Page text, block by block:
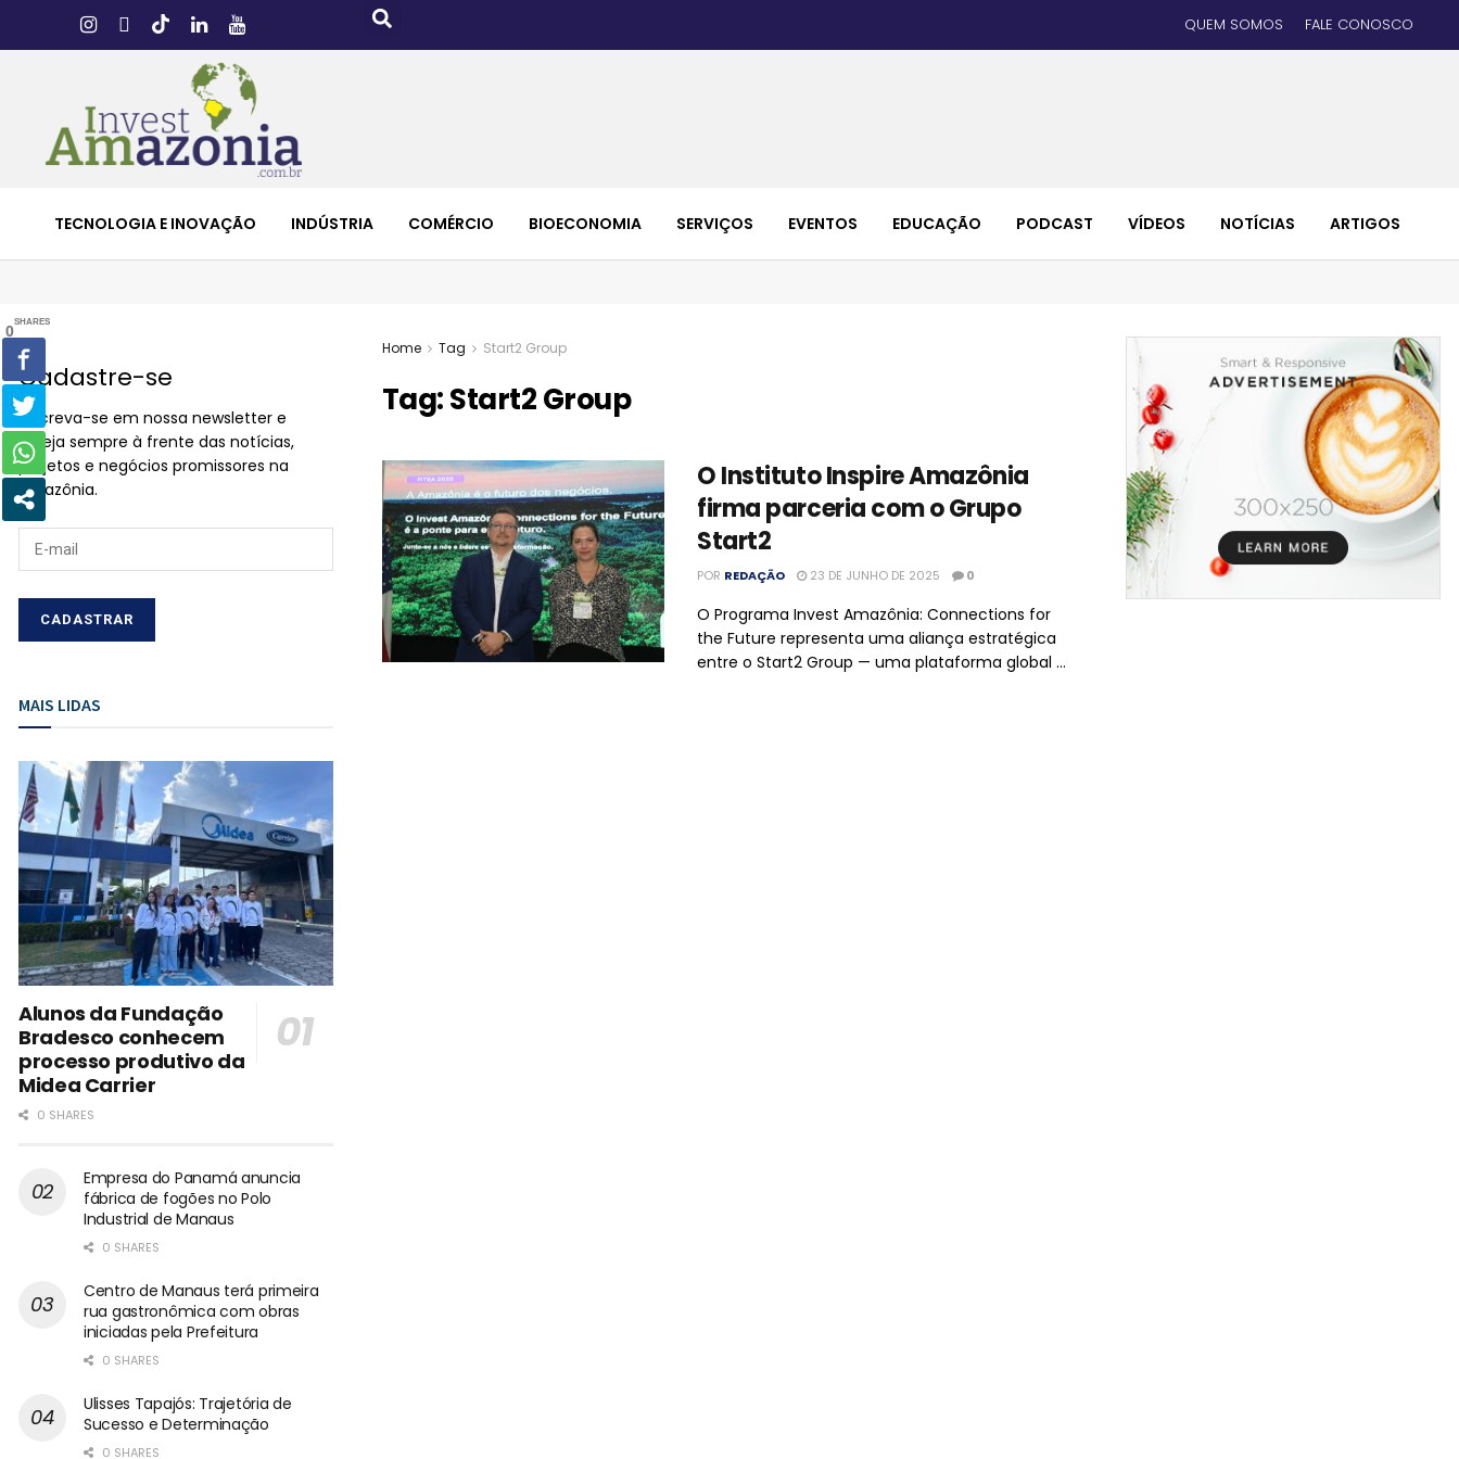
QUEM SOMOS FALE CONOSCO
TECNOLOGIA E INOVAÇÃO INDÚSTRIA COMÉRCIO BIOECONOMIA SERVIÇOS EVENTOS EDUCAÇÃO PODCAST VÍDEOS NOTÍCIAS ARTIGOS
Home Tag Start2 Group
Tag:Start2 Group
O Instituto Inspire Amazônia
firma parceria com o Grupo
Start2
POR REDAÇÃO 23 DE JUNHO DE 2025 0
O Programa Invest Amazônia: Connections for
the Future representa uma aliança estratégica
entre o Start2 Group — uma plataforma global ...
Cadastre-se
Inscreva-se em nossa newsletter e
esteja sempre à frente das notícias,
projetos e negócios promissores na
Amazônia.
MAIS LIDAS
Alunos da Fundação
Bradesco conhecem
processo produtivo da
Midea Carrier
0 SHARES
Empresa do Panamá anuncia
fábrica de fogões no Polo
Industrial de Manaus
0 SHARES
Centro de Manaus terá primeira
rua gastronômica com obras
iniciadas pela Prefeitura
0 SHARES
Ulisses Tapajós: Trajetória de
Sucesso e Determinação
0 SHARES
0
SHARES